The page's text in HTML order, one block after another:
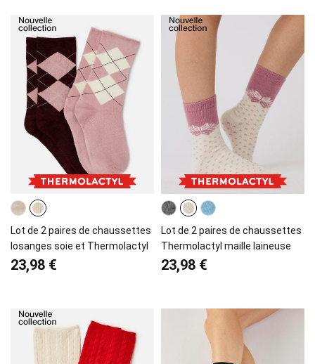
Lot de 2 paires de chaussettes
losanges soie et Thermolactyl
23,98 €
Lot de 2 paires de chaussettes
Thermolactyl maille laineuse
23,98 €